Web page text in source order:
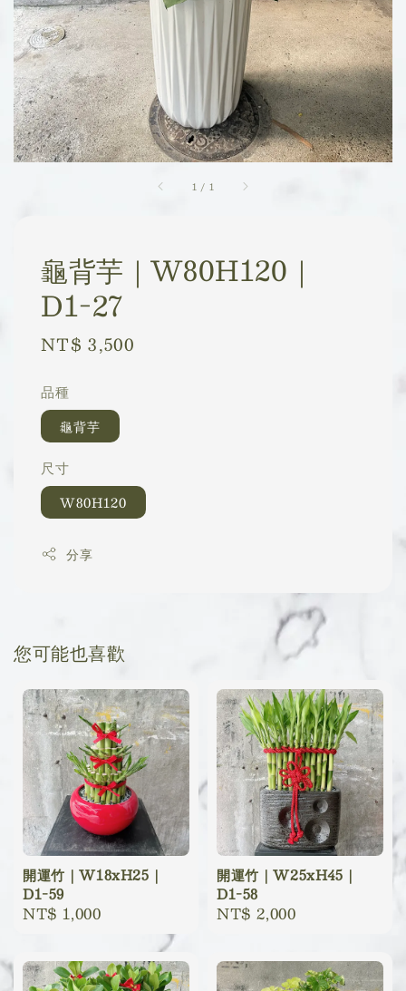
1 / 1
龜背芋｜W80H120｜
D1-27
Regular
NT$ 3,500
品種
龜背芋
尺寸
W80H120
分享
您可能也喜歡
開運竹｜W18xH25｜
D1-59
Regular
NT$ 1,000
開運竹｜W25xH45｜
D1-58
Regular
NT$ 2,000